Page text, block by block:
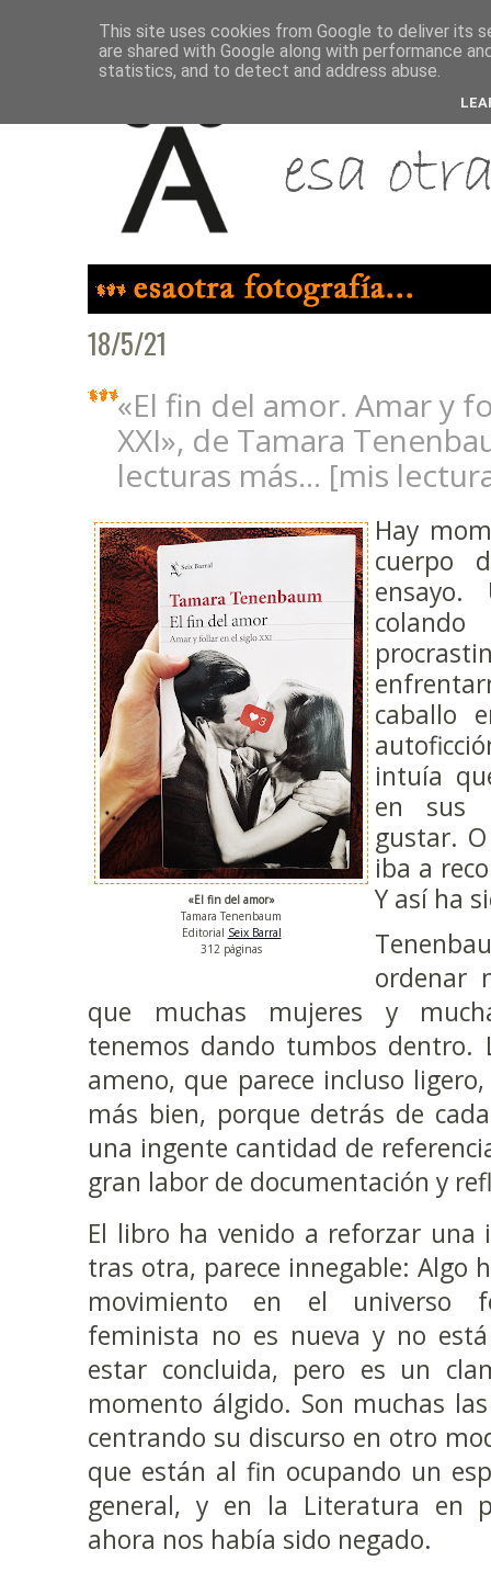
18/5/21
«El fin del amor. Amar y
XXI», de Tamara
lecturas más... [mis
«El fin del amor»
Tamara Tenenbaum
Editorial Seix Barral
312 páginas
Hay
cuerpo
caballo
intuía
en sus
gustar.
iba a
Y así ha
ordenar
que muchas mujeres y
tenemos dando tumbos dentro.
ameno, que parece incluso
más bien, porque detrás de
una ingente cantidad de
gran labor de documentación y
El libro ha venido a reforzar una
tras otra, parece innegable: Algo
movimiento en el universo
feminista no es nueva y no
estar concluida, pero es un
momento álgido. Son muchas
centrando su discurso en otro
que están al fin ocupando un
general, y en la Literatura en
ahora nos había sido negado.
This site uses cookies from Google to deliver its
are shared with Google along with performance
statistics, and to detect and address abuse.